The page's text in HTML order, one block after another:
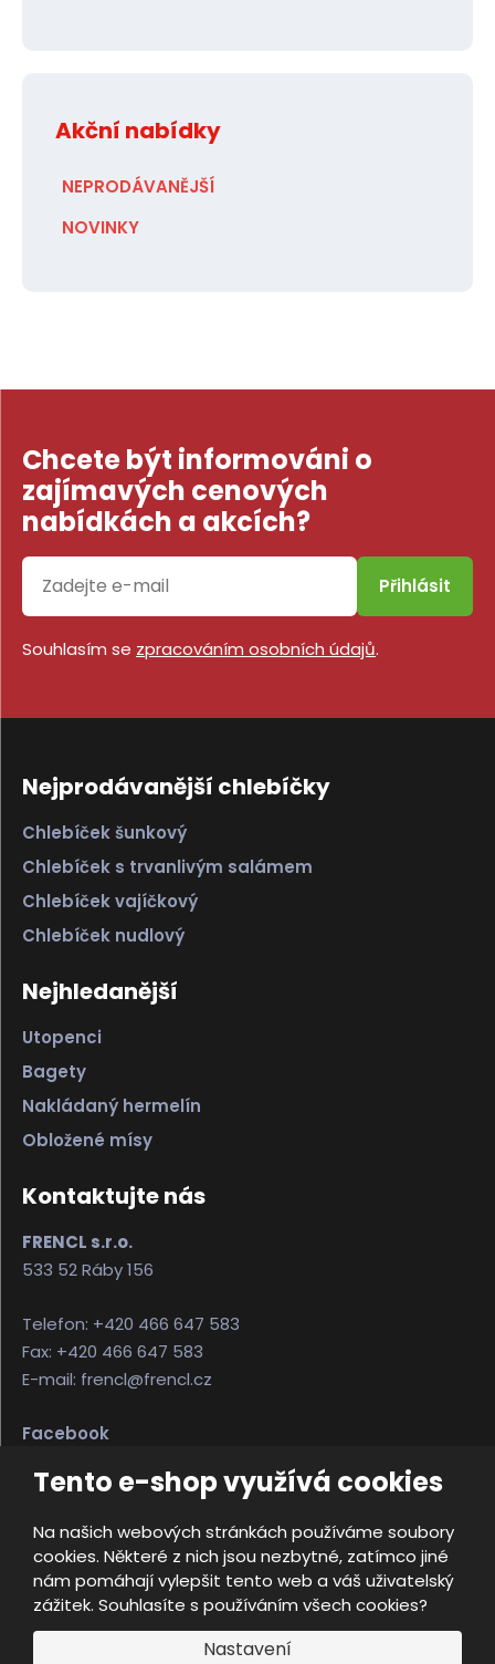
Tento e-shop využívá cookies
Na našich webových stránkách používáme soubory
cookies. Některé z nich jsou nezbytné, zatímco jiné
nám pomáhají vylepšit tento web a váš uživatelský
zážitek. Souhlasíte s používáním všech cookies?
Nastavení
Akční nabídky
NEPRODÁVANĚJŠÍ
NOVINKY
Chcete být informováni o
zajímavých cenových
nabídkách a akcích?
Přihlásit
Souhlasím se zpracováním osobních údajů.
Nejprodávanější chlebíčky
Chlebíček šunkový
Chlebíček s trvanlivým salámem
Chlebíček vajíčkový
Chlebíček nudlový
Nejhledanější
Utopenci
Bagety
Nakládaný hermelín
Obložené mísy
Kontaktujte nás
FRENCL s.r.o.
533 52 Ráby 156
Telefon: +420 466 647 583
Fax: +420 466 647 583
E-mail: frencl@frencl.cz
Facebook
© 2026, FRENCL s.r.o.
Úvodní stranaObchodní podmínky
Ochrana osobních údajůMapa stránek
e